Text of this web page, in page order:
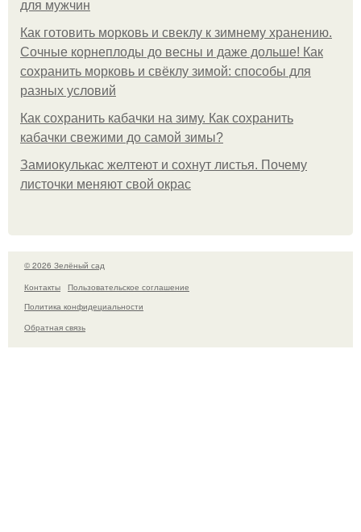
для мужчин
Как готовить морковь и свеклу к зимнему хранению.
Сочные корнеплоды до весны и даже дольше! Как
сохранить морковь и свёклу зимой: способы для
разных условий
Как сохранить кабачки на зиму. Как сохранить
кабачки свежими до самой зимы?
Замиокулькас желтеют и сохнут листья. Почему
листочки меняют свой окрас
© 2026 Зелёный сад
Контакты
Пользовательское соглашение
Политика конфидециальности
Обратная связь